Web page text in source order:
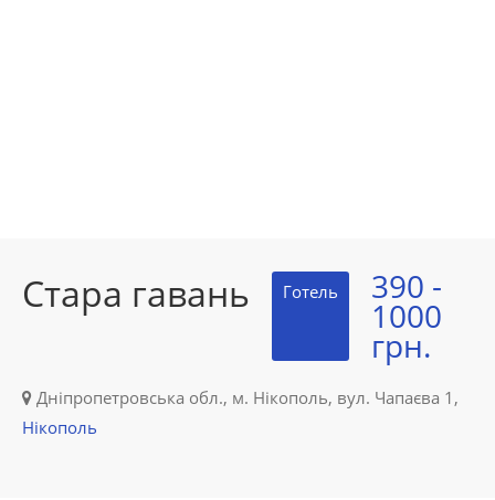
Стара гавань Готель 390 -
1000
грн.
Дніпропетровська обл., м. Нікополь, вул. Чапаєва 1,
Нікополь